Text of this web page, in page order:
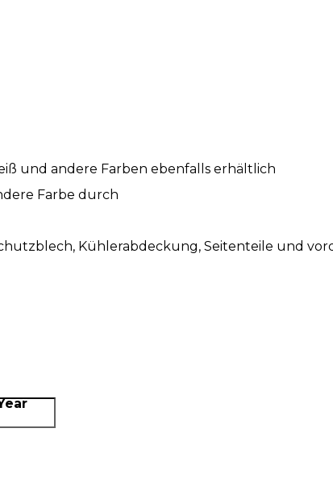
und andere Farben ebenfalls erhältlich
Farbe durch
Kühlerabdeckung, Seitenteile und